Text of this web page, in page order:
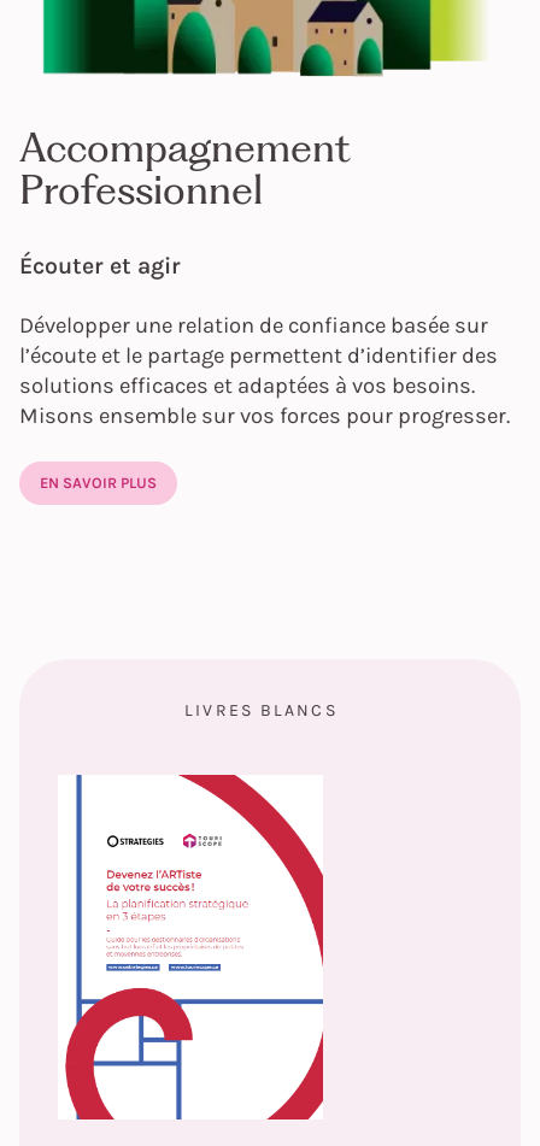
Accompagnement
Professionnel
Écouter et agir
Développer une relation de confiance basée sur
l’écoute et le partage permettent d’identifier des
solutions efficaces et adaptées à vos besoins.
Misons ensemble sur vos forces pour progresser.
EN SAVOIR PLUS
LIVRES BLANCS